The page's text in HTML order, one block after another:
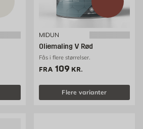
MIDUN
Oliemaling V Rød
Fås i flere størrelser.
FRA Pris 109 kr. /stk
109 KR.
Flere varianter